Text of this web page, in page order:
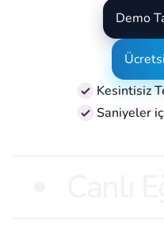
Demo
Demo
Kesintisiz
Saniyeler